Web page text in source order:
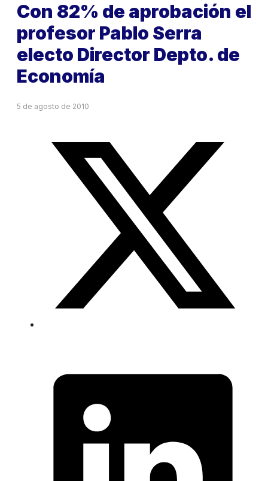
Con 82% de aprobación el
profesor Pablo Serra
electo Director Depto. de
Economía
5 de agosto de 2010